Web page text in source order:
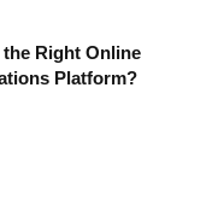
Right Online
Platform?